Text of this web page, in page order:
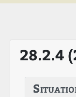
28.2.4